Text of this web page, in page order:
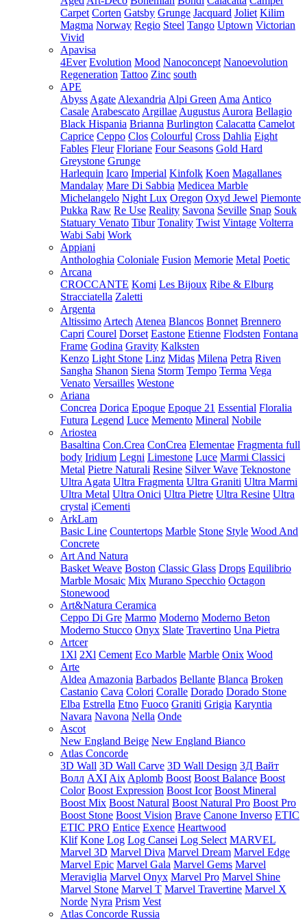
Carpet Corten Gatsby Grunge Jacquard Joliet Kilim
Magma Norway Regio Steel Tango Uptown Victorian
Vivid
Apavisa
4Ever Evolution Mood Nanoconcept Nanoevolution
Regeneration Tattoo Zinc south
APE
Abyss Agate Alexandria Alpi Green Ama Antico
Casale Arabescato Argillae Augustus Aurora Bellagio
Black Hispania Brianna Burlington Calacatta Camelot
Caprice Ceppo Clos Colourful Cross Dahlia Eight
Fables Fleur Floriane Four Seasons Gold Hard
Greystone Grunge
Harlequin Icaro Imperial Kinfolk Koen Magallanes
Mandalay Mare Di Sabbia Medicea Marble
Michelangelo Night Lux Oregon Oxyd Jewel Piemonte
Pukka Raw Re Use Reality Savona Seville Snap Souk
Statuary Venato Tibur Tonality Twist Vintage Volterra
Wabi Sabi Work
Appiani
Anthologhia Coloniale Fusion Memorie Metal Poetic
Arcana
CROCCANTE Komi Les Bijoux Ribe & Elburg
Stracciatella Zaletti
Argenta
Altissimo Artech Atenea Blancos Bonnet Brennero
Capri Courel Dorset Eastone Etienne Flodsten Fontana
Frame Godina Gravity Kalksten
Kenzo Light Stone Linz Midas Milena Petra Riven
Sangha Shanon Siena Storm Tempo Terma Vega
Venato Versailles Westone
Ariana
Concrea Dorica Epoque Epoque 21 Essential Floralia
Futura Legend Luce Memento Mineral Nobile
Ariostea
Basaltina Con.Crea ConCrea Elementae Fragmenta full
body Iridium Legni Limestone Luce Marmi Classici
Metal Pietre Naturali Resine Silver Wave Teknostone
Ultra Agata Ultra Fragmenta Ultra Graniti Ultra Marmi
Ultra Metal Ultra Onici Ultra Pietre Ultra Resine Ultra
crystal iCementi
ArkLam
Basic Line Countertops Marble Stone Style Wood And
Concrete
Art And Natura
Basket Weave Boston Classic Glass Drops Equilibrio
Marble Mosaic Mix Murano Specchio Octagon
Stonewood
Art&Natura Ceramica
Ceppo Di Gre Marmo Moderno Moderno Beton
Moderno Stucco Onyx Slate Travertino Una Pietra
Artcer
1Xl 2Xl Cement Eco Marble Marble Onix Wood
Arte
Aldea Amazonia Barbados Bellante Blanca Broken
Castanio Cava Colori Coralle Dorado Dorado Stone
Elba Estrella Etno Fuoco Graniti Grigia Karyntia
Navara Navona Nella Onde
Ascot
New England Beige New England Bianco
Atlas Concorde
3D Wall 3D Wall Carve 3D Wall Design 3Д Вайт
Волл AXI Aix Aplomb Boost Boost Balance Boost
Color Boost Expression Boost Icor Boost Mineral
Boost Mix Boost Natural Boost Natural Pro Boost Pro
Boost Stone Boost Vision Brave Canone Inverso ETIC
ETIC PRO Entice Exence Heartwood
Klif Kone Log Log Cansei Log Select MARVEL
Marvel 3D Marvel Diva Marvel Dream Marvel Edge
Marvel Epic Marvel Gala Marvel Gems Marvel
Meraviglia Marvel Onyx Marvel Pro Marvel Shine
Marvel Stone Marvel T Marvel Travertine Marvel X
Norde Nyra Prism Vest
Atlas Concorde Russia